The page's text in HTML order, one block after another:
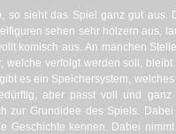
so sieht das Spiel ganz gut aus.
sehen sehr hölzern aus,
komisch aus. An manchen
welche verfolgt werden soll,
es ein Speichersystem,
aber passt voll und
zur Grundidee des Spiels.
Geschichte kennen. Dabei